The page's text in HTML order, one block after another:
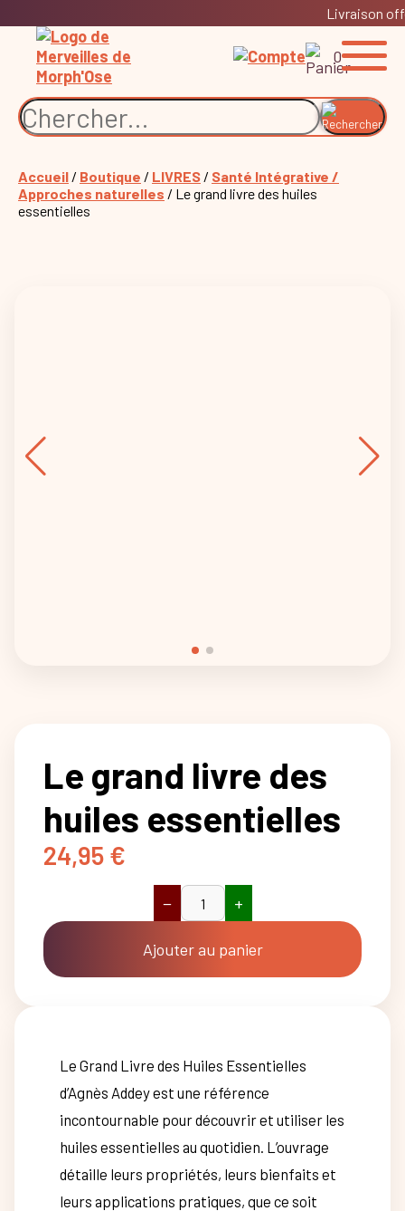
Livraison
0
Accueil / Boutique / LIVRES / Santé Intégrative /
Approches naturelles / Le grand livre des huiles
essentielles
Le grand livre des
huiles essentielles
24,95 €
quantité
Le
grand
livre
− +
Ajouter au panier
Le Grand Livre des Huiles Essentielles
d’Agnès Addey est une référence
incontournable pour découvrir et utiliser les
huiles essentielles au quotidien. L’ouvrage
détaille leurs propriétés, leurs bienfaits et
leurs applications pratiques, que ce soit